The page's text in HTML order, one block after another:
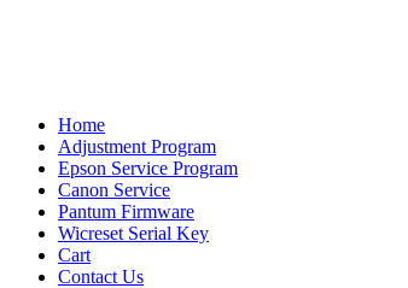
Primary
Menu
Home
Adjustment Program
Epson Service Program
Canon Service
Pantum Firmware
Wicreset Serial Key
Cart
Contact Us